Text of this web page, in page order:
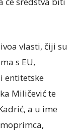
vlasti, čiji su
s EU,
entitetske
Miličević te
a u ime